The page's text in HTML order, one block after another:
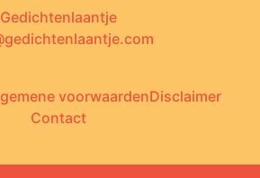
Gedichtenlaantje
voorwaardenDisclaimer
Contact